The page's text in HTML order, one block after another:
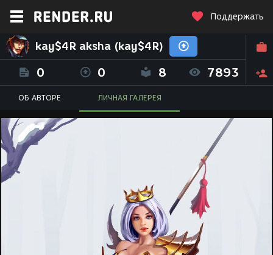
Поддержать
kay$4R aksha (kay$4R)
0 0 8 7893
ОБ АВТОРЕ ЛИЧНАЯ ГАЛЕРЕЯ